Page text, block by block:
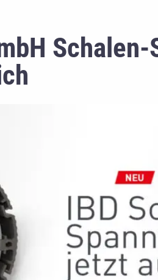
Schalen-